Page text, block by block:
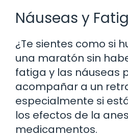
Náuseas y
¿Te sientes como si
una maratón sin
fatiga y las náuseas
acompañar a un
especialmente si
los efectos de la
medicamentos.